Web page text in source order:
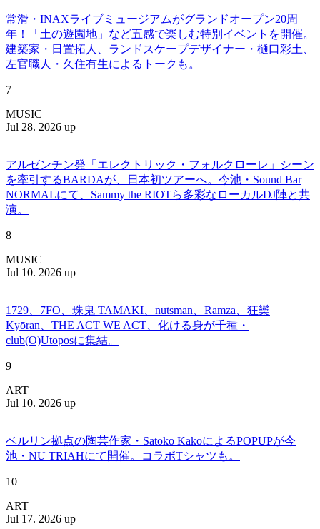
常滑・INAXライブミュージアムがグランドオープン20周
年！「土の遊園地」など五感で楽しむ特別イベントを開催。
建築家・日置拓人、ランドスケープデザイナー・樋口彩土、
左官職人・久住有生によるトークも。
7
MUSIC
Jul 28. 2026 up
アルゼンチン発「エレクトリック・フォルクローレ」シーン
を牽引するBARDAが、日本初ツアーへ。今池・Sound Bar
NORMALにて、Sammy the RIOTら多彩なローカルDJ陣と共
演。
8
MUSIC
Jul 10. 2026 up
1729、7FO、珠鬼 TAMAKI、nutsman、Ramza、狂欒
Kyōran、THE ACT WE ACT、化ける身が千種・
club(O)Utoposに集結。
9
ART
Jul 10. 2026 up
ベルリン拠点の陶芸作家・Satoko KakoによるPOPUPが今
池・NU TRIAHにて開催。コラボTシャツも。
10
ART
Jul 17. 2026 up